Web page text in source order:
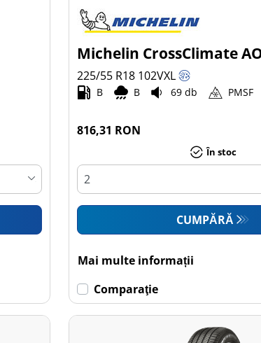
Michelin CrossClimate
225/55 R18 102VXL
B B 69 db PMSF
816,31 RON
În stoc
CUMPĂRĂ
Mai multe informații
Comparaţie